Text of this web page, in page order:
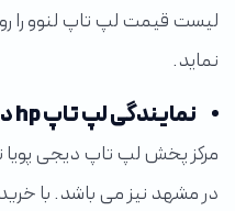
لیست قیمت لپ تاپ لنوو را
نماید.
نمایندگی لپ تاپ hp در مشهد
در مشهد نیز می باشد. با